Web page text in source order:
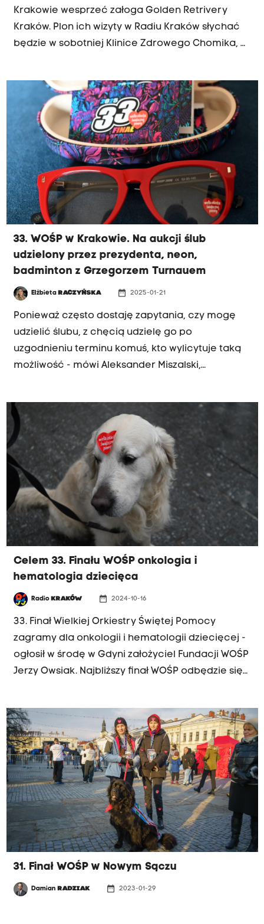
Krakowie wesprzeć załoga Golden Retrivery
Kraków. Plon ich wizyty w Radiu Kraków słychać
będzie w sobotniej Klinice Zdrowego Chomika, a
goldenów. Gości podejmował Grzegorz Bernasik.
33. WOŚP w Krakowie. Na aukcji ślub
udzielony przez prezydenta, neon,
badminton z Grzegorzem Turnauem
Elżbieta RACZYŃSKA date_range 2025-01-21
Ponieważ często dostaję zapytania, czy mogę
udzielić ślubu, z chęcią udzielę go po
uzgodnieniu terminu komuś, kto wylicytuje taką
możliwość - mówi Aleksander Miszalski,
Orkiestry Świątecznej Pomocy.
Celem 33. Finału WOŚP onkologia i
hematologia dziecięca
Radio KRAKÓW date_range 2024-10-16
33. Finał Wielkiej Orkiestry Świętej Pomocy
zagramy dla onkologii i hematologii dziecięcej -
ogłosił w środę w Gdyni założyciel Fundacji WOŚP
Jerzy Owsiak. Najbliższy finał WOŚP odbędzie się
31. Finał WOŚP w Nowym Sączu
Damian RADZIAK date_range 2023-01-29